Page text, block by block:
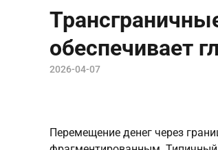
обеспечивает
2026-04-07
Перемещение денег через